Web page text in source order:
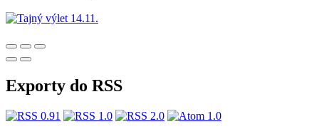
Exporty do RSS